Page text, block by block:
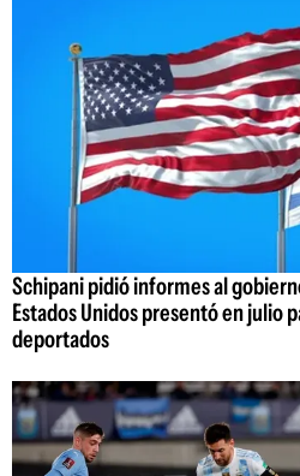
Schipani pidió informes al
Estados Unidos presentó en julio
deportados